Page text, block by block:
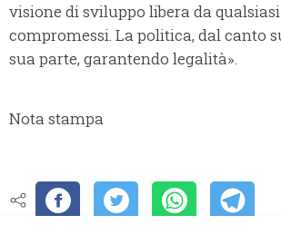
visione di sviluppo libera da
compromessi. La politica, dal canto
sua parte, garantendo legalità».
Nota stampa